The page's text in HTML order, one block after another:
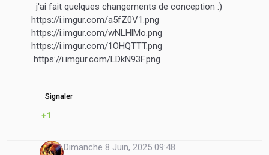
j'ai fait quelques changements de conception :)
https://i.imgur.com/a5fZ0V1.png
https://i.imgur.com/wNLHlMo.png
https://i.imgur.com/1OHQTTT.png
https://i.imgur.com/LDkN93F.png
Signaler
+1
Dimanche 8 Juin, 2025 09:48